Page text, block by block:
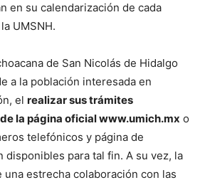
en su calendarización de cada
UMSNH.
de San Nicolás de Hidalgo
a la población interesada en
el realizar sus trámites
la página oficial www.umich.mx o
telefónicos y página de
disponibles para tal fin. A su vez, la
estrecha colaboración con las